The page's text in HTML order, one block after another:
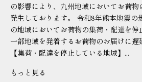
の影響により、九州地域においてお荷
発生しております。 令和8年熊本地震の
の地域においてお荷物の集荷・配達を停
一部地域を発着するお荷物のお届けに遅
【集荷・配達を停止している地域】...
もっと見る